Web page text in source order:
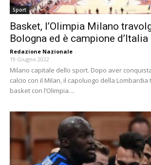
Sport
Basket, l’Olimpia Milano
Bologna ed è campione d’Italia
Redazione Nazionale -
19 Giugno 2022
Milano capitale dello sport. Dopo aver
calcio con il Milan, il capoluogo della
basket con l’Olimpia....